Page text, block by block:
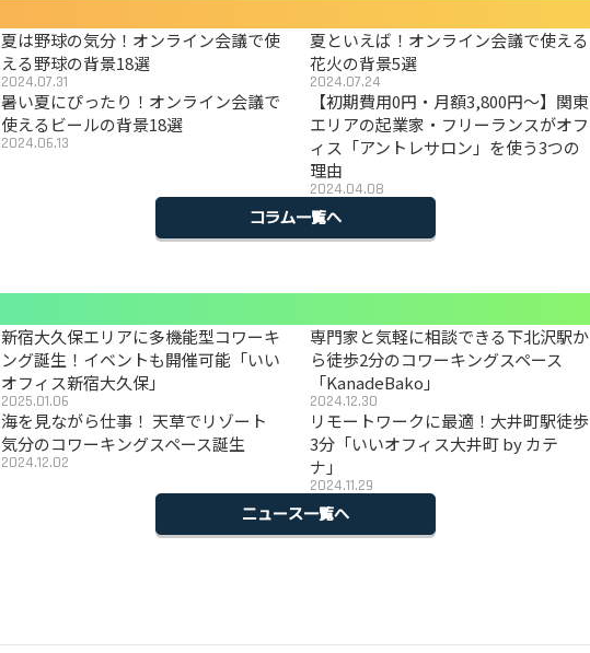
夏は野球の気分！オンライン会議で使
える野球の背景18選
2024.07.31
夏といえば！オンライン会議で使える
花火の背景5選
2024.07.24
暑い夏にぴったり！オンライン会議で
使えるビールの背景18選
2024.06.13
【初期費用0円・月額3,800円〜】関東
エリアの起業家・フリーランスがオフ
ィス「アントレサロン」を使う3つの
理由
2024.04.08
コラム一覧へ
新宿大久保エリアに多機能型コワーキ
ング誕生！イベントも開催可能「いい
オフィス新宿大久保」
2025.01.06
専門家と気軽に相談できる下北沢駅か
ら徒歩2分のコワーキングスペース
「KanadeBako」
2024.12.30
海を見ながら仕事！ 天草でリゾート
気分のコワーキングスペース誕生
2024.12.02
リモートワークに最適！大井町駅徒歩
3分「いいオフィス大井町 by カテ
ナ」
2024.11.29
ニュース一覧へ